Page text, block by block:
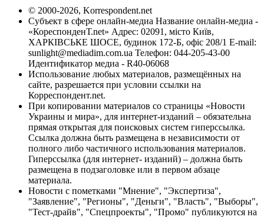
© 2000-2026, Korrespondent.net
Субъект в сфере онлайн-медиа Название онлайн-медиа -
«КореспонденТ.net» Адрес: 02091, місто Київ,
ХАРКІВСЬКЕ ШОСЕ, будинок 172-Б, офіс 208/1 E-mail:
sunlight@mediadim.com.ua Телефон: 044-205-43-00
Идентификатор медиа - R40-06068
Использование любых материалов, размещённых на
сайте, разрешается при условии ссылки на
Корреспондент.net.
При копировании материалов со страницы «Новости
Украины и мира», для интернет-изданий – обязательна
прямая открытая для поисковых систем гиперссылка.
Ссылка должна быть размещена в независимости от
полного либо частичного использования материалов.
Гиперссылка (для интернет- изданий) – должна быть
размещена в подзаголовке или в первом абзаце
материала.
Новости с пометками "Мнение", "Экспертиза",
"Заявление", "Регионы", "Деньги", "Власть", "Выборы",
"Тест-драйв", "Спецпроекты", "Промо" публикуются на